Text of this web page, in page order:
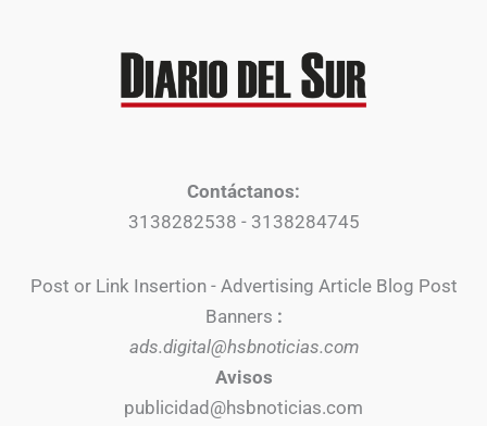
Contáctanos:
3138282538 - 3138284745
Post or Link Insertion - Advertising Article Blog Post
Banners :
ads.digital@hsbnoticias.com
Avisos
publicidad@hsbnoticias.com